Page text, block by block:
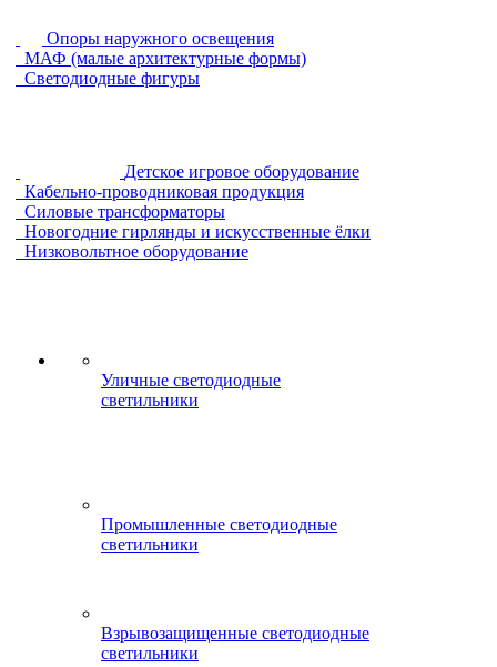
Опоры наружного освещения
МАФ (малые архитектурные формы)
Светодиодные фигуры
Детское игровое оборудование
Кабельно-проводниковая продукция
Силовые трансформаторы
Новогодние гирлянды и искусственные ёлки
Низковольтное оборудование
Уличные светодиодные
светильники
Промышленные светодиодные
светильники
Взрывозащищенные светодиодные
светильники